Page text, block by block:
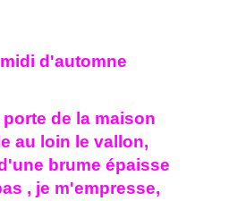
d'automne
de la maison
au loin le vallon,
brume épaisse
, je m'empresse,